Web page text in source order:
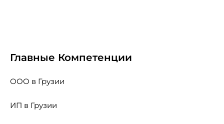
Главные Компетенции
ООО в Грузии
ИП в Грузии